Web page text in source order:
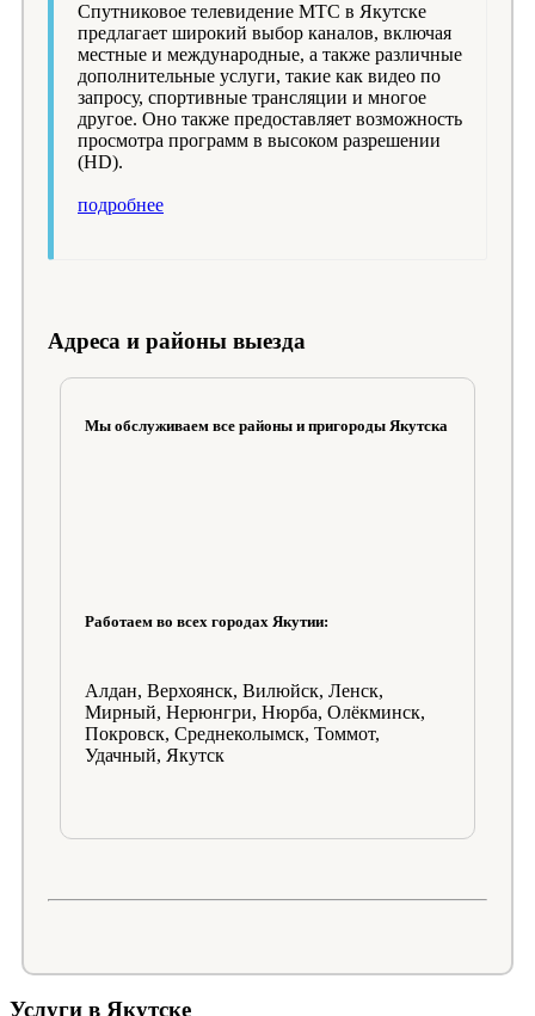
Спутниковое телевидение МТС в Якутске
предлагает широкий выбор каналов, включая
местные и международные, а также различные
дополнительные услуги, такие как видео по
запросу, спортивные трансляции и многое
другое. Оно также предоставляет возможность
просмотра программ в высоком разрешении
(HD).
подробнее
Адреса и районы выезда
Мы обслуживаем все районы и пригороды Якутска
Работаем во всех городах Якутии:
Алдан, Верхоянск, Вилюйск, Ленск,
Мирный, Нерюнгри, Нюрба, Олёкминск,
Покровск, Среднеколымск, Томмот,
Удачный, Якутск
Услуги в Якутске